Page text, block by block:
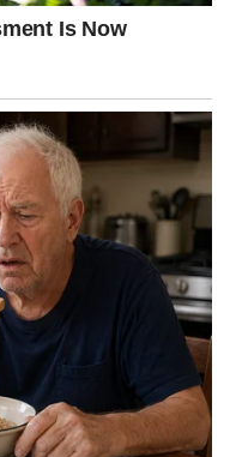
tepsiju.
u sredinu ne izađe
prije stavljanja